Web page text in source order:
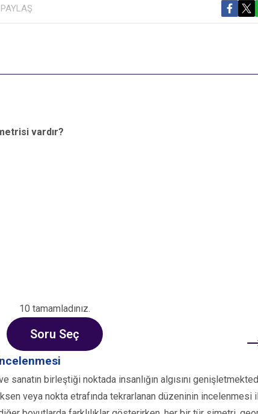
vardır?
10 tamamladınız.
Soru Seç
birleştiği noktada insanlığın algısını
veya nokta etrafında tekrarlanan düzeninin incelenmesi